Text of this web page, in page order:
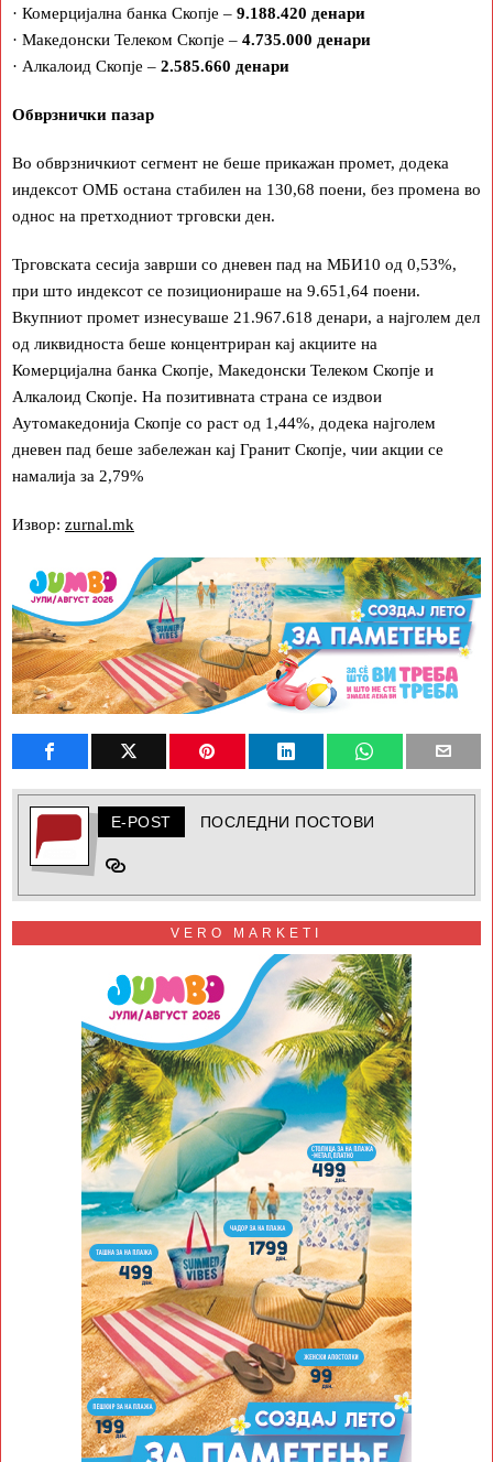
· Комерцијална банка Скопје – 9.188.420 денари
· Македонски Телеком Скопје – 4.735.000 денари
· Алкалоид Скопје – 2.585.660 денари
Обврзнички пазар
Во обврзничкиот сегмент не беше прикажан промет, додека
индексот ОМБ остана стабилен на 130,68 поени, без промена во
однос на претходниот трговски ден.
Трговската сесија заврши со дневен пад на МБИ10 од 0,53%,
при што индексот се позиционираше на 9.651,64 поени.
Вкупниот промет изнесуваше 21.967.618 денари, а најголем дел
од ликвидноста беше концентриран кај акциите на
Комерцијална банка Скопје, Македонски Телеком Скопје и
Алкалоид Скопје. На позитивната страна се издвои
Аутомакедонија Скопје со раст од 1,44%, додека најголем
дневен пад беше забележан кај Гранит Скопје, чии акции се
намалија за 2,79%
Извор: zurnal.mk
E-POST ПОСЛЕДНИ ПОСТОВИ
VERO MARKETI